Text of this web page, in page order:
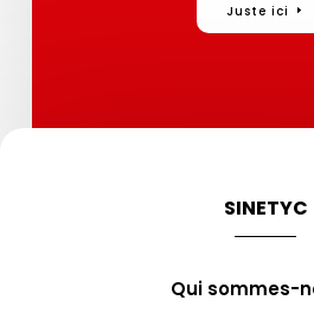
Juste ici
SINETYC
Qui sommes-